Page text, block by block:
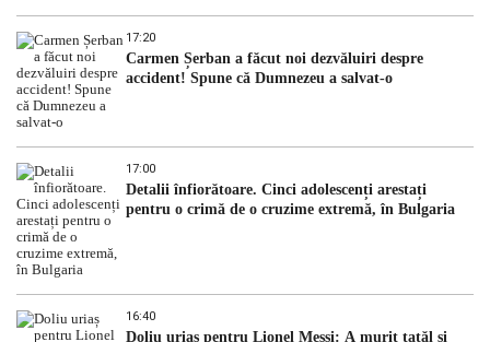
17:20
Carmen Șerban a făcut noi dezvăluiri despre
accident! Spune că Dumnezeu a salvat-o
17:00
Detalii înfiorătoare. Cinci adolescenți arestați
pentru o crimă de o cruzime extremă, în Bulgaria
16:40
Doliu uriaș pentru Lionel Messi: A murit tatăl și